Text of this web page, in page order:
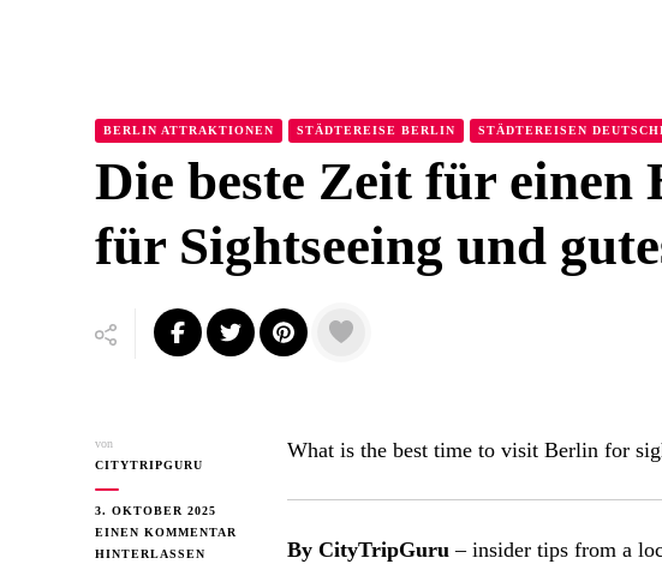
BERLIN ATTRAKTIONEN STÄDTEREISE BERLIN STÄDTEREISEN
Die beste Zeit für einen
für Sightseeing und
von
CITYTRIPGURU
3. OKTOBER 2025
EINEN KOMMENTAR
HINTERLASSEN
What is the best time to visit Berlin for
By CityTripGuru – insider tips from a